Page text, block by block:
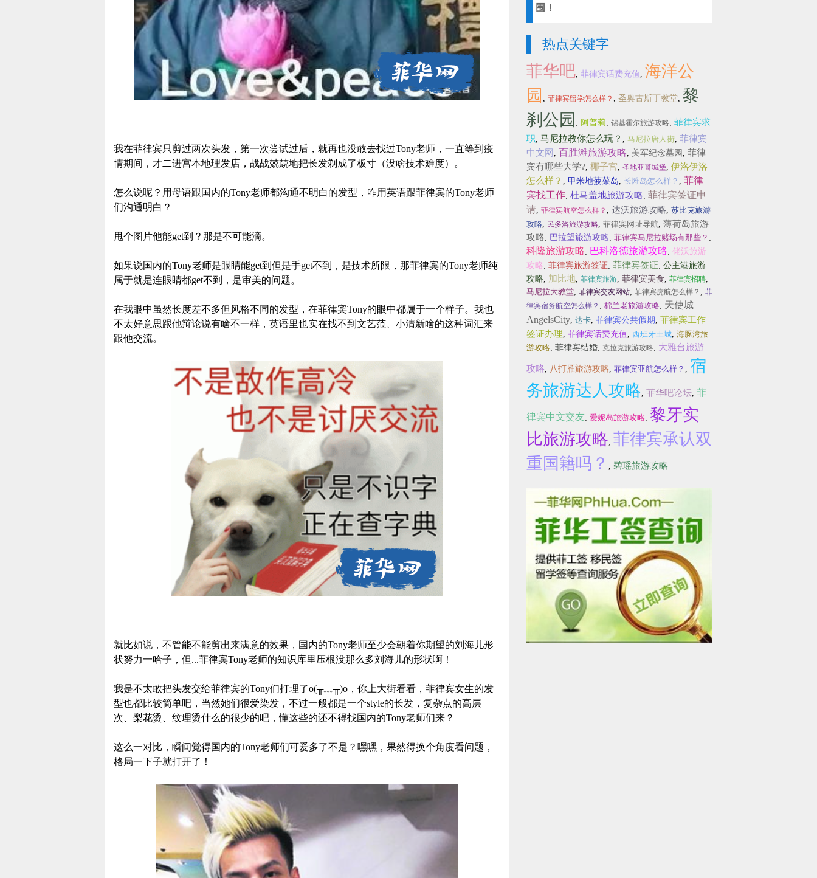
我在菲律宾只剪过两次头发，第一次尝试过后，就再也没敢去找过Tony老师，一直等到疫
情期间，才二进宫本地理发店，战战兢兢地把长发剃成了板寸（没啥技术难度）。
怎么说呢？用母语跟国内的Tony老师都沟通不明白的发型，咋用英语跟菲律宾的Tony老师
们沟通明白？
甩个图片他能get到？那是不可能滴。
如果说国内的Tony老师是眼睛能get到但是手get不到，是技术所限，那菲律宾的Tony老师纯
属于就是连眼睛都get不到，是审美的问题。
在我眼中虽然长度差不多但风格不同的发型，在菲律宾Tony的眼中都属于一个样子。我也
不太好意思跟他辩论说有啥不一样，英语里也实在找不到文艺范、小清新啥的这种词汇来
跟他交流。
就比如说，不管能不能剪出来满意的效果，国内的Tony老师至少会朝着你期望的刘海儿形
状努力一哈子，但...菲律宾Tony老师的知识库里压根没那么多刘海儿的形状啊！
我是不太敢把头发交给菲律宾的Tony们打理了o(╥﹏╥)o，你上大街看看，菲律宾女生的发
型也都比较简单吧，当然她们很爱染发，不过一般都是一个style的长发，复杂点的高层
次、梨花烫、纹理烫什么的很少的吧，懂这些的还不得找国内的Tony老师们来？
这么一对比，瞬间觉得国内的Tony老师们可爱多了不是？嘿嘿，果然得换个角度看问题，
格局一下子就打开了！
围！
热点关键字
菲华吧, 菲律宾话费充值, 海洋公
园 , 菲律宾留学怎么样？ , 圣奥古斯丁教堂, 黎
刹公园 , 阿普莉, 锡基霍尔旅游攻略, 菲律宾求
职, 马尼拉教你怎么玩？ , 马尼拉唐人街, 菲律宾
中文网 , 百胜滩旅游攻略, 美军纪念墓园 , 菲律
宾有哪些大学?, 椰子宫, 圣地亚哥城堡, 伊洛伊洛
怎么样？ , 甲米地菠菜岛, 长滩岛怎么样？ , 菲律
宾找工作, 杜马盖地旅游攻略, 菲律宾签证申
请, 菲律宾航空怎么样？ , 达沃旅游攻略, 苏比克旅游
攻略, 民多洛旅游攻略, 菲律宾网址导航, 薄荷岛旅游
攻略, 巴拉望旅游攻略, 菲律宾马尼拉赌场有那些？ ,
科隆旅游攻略, 巴科洛德旅游攻略, 佬沃旅游
攻略, 菲律宾旅游签证, 菲律宾签证, 公主港旅游
攻略, 加比地, 菲律宾旅游, 菲律宾美食, 菲律宾招聘,
马尼拉大教堂, 菲律宾交友网站, 菲律宾虎航怎么样？ , 菲
律宾宿务航空怎么样？ , 棉兰老旅游攻略, 天使城
AngelsCity, 达卡, 菲律宾公共假期 , 菲律宾工作
签证办理, 菲律宾话费充值, 西班牙王城, 海豚湾旅
游攻略, 菲律宾结婚, 克拉克旅游攻略, 大雅台旅游
攻略, 八打雁旅游攻略, 菲律宾亚航怎么样？ , 宿
务旅游达人攻略, 菲华吧论坛, 菲
律宾中文交友, 爱妮岛旅游攻略, 黎牙实
比旅游攻略, 菲律宾承认双
重国籍吗？ , 碧瑶旅游攻略